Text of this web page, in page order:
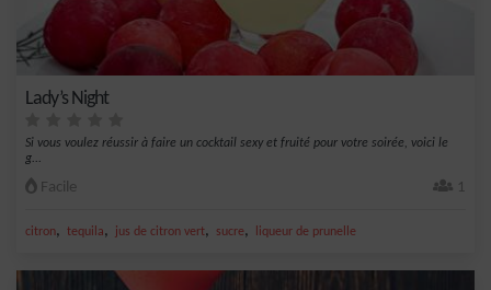
Lady’s Night
Si vous voulez réussir à faire un cocktail sexy et fruité pour votre soirée, voici le
g...
Facile 1
citron, tequila, jus de citron vert, sucre, liqueur de prunelle